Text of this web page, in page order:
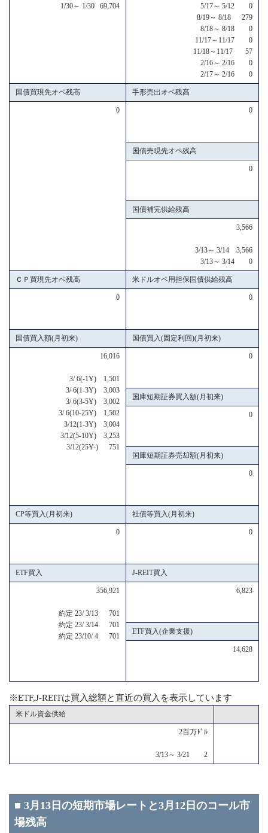
1/30～ 1/30 69,704
5/17～ 5/12 0
8/19～ 8/18 279
8/18～ 8/18 0
11/17～11/17 0
11/18～11/17 57
2/16～ 2/16 0
2/17～ 2/16 0
国債買現先オペ残高 手形売出オペ残高
0 0
国債売現先オペ残高
0
国債補完供給残高
3,566
3/13～ 3/14 3,566
3/13～ 3/14 0
ＣＰ買現先オペ残高 米ドルオペ用担保国債供給残高
0 0
国債買入額(月初来) 国債買入(固定利回)(月初来)
16,016
3/ 6(-1Y) 1,501
3/ 6(1-3Y) 3,003
3/ 6(3-5Y) 3,002
3/ 6(10-25Y) 1,502
3/12(1-3Y) 3,004
3/12(5-10Y) 3,253
3/12(25Y-) 751
0
国庫短期証券買入額(月初来)
0
国庫短期証券売却額(月初来)
0
CP等買入(月初来) 社債等買入(月初来)
0 0
ETF買入 J-REIT買入
356,921
約定 23/ 3/13 701
約定 23/ 3/14 701
約定 23/10/ 4 701
6,823
ETF買入(企業支援)
14,628
※ETF,J-REITは買入総額と直近の買入を表示しています
米ドル資金供給
2百万ﾄﾞﾙ
3/13～ 3/21 2
■ 3月13日の短期市場レートと3月12日のコール市
場残高